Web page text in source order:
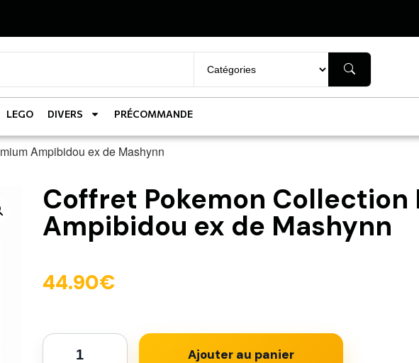
LEGO DIVERS PRÉCOMMANDE
Ampibidou ex de Mashynn
Coffret Pokemon Collection
Ampibidou ex de Mashynn
44.90€
Ajouter au panier